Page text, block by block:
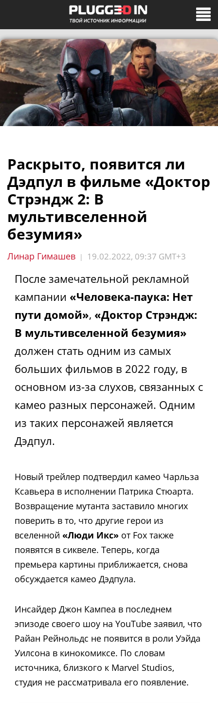
Раскрыто, появится ли
Дэдпул в фильме «Доктор
Стрэндж 2: В
мультивселенной
безумия»
Линар Гимашев | 19.02.2022, 09:37 GMT+3
После замечательной рекламной
кампании «Человека-паука: Нет
пути домой», «Доктор Стрэндж:
В мультивселенной безумия»
должен стать одним из самых
больших фильмов в 2022 году, в
основном из-за слухов, связанных с
камео разных персонажей. Одним
из таких персонажей является
Дэдпул.
Новый трейлер подтвердил камео Чарльза
Ксавьера в исполнении Патрика Стюарта.
Возвращение мутанта заставило многих
поверить в то, что другие герои из
вселенной «Люди Икс» от Fox также
появятся в сиквеле. Теперь, когда
премьера картины приближается, снова
обсуждается камео Дэдпула.
Инсайдер Джон Кампеа в последнем
эпизоде ​​своего шоу на YouTube заявил, что
Райан Рейнольдс не появится в роли Уэйда
Уилсона в кинокомиксе. По словам
источника, близкого к Marvel Studios,
студия не рассматривала его появление.